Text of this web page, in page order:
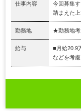
仕事内容
今回募集
踏まえた
勤務地 ★勤務地
給与
■月給20.9
などを考慮